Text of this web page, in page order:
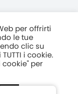
Street, Kwun Tong,
riservati
per offrirti
le tue
clic su
i cookie.
per